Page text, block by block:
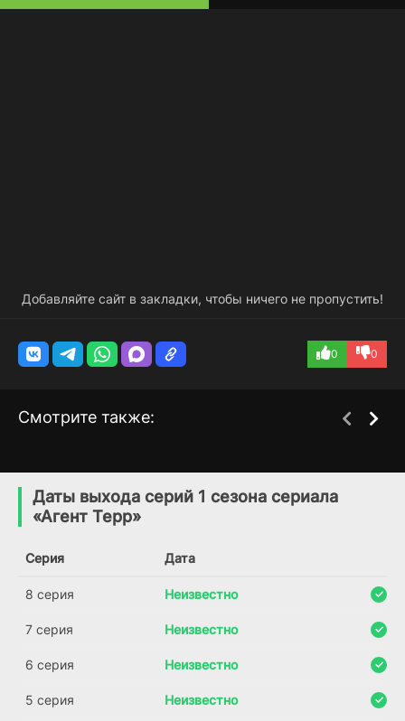
Добавляйте сайт в закладки, чтобы ничего не пропустить!
0 0
Смотрите также:
(2019)
Даты выхода серий 1 сезона сериала
«Агент Терр»
Серия Дата
8 серия Неизвестно
7 серия Неизвестно
6 серия Неизвестно
5 серия Неизвестно